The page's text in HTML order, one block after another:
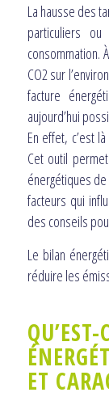
La hausse des
particuliers
consommation.
CO2 sur
facture
aujourd’hui
En effet, c’est
Cet outil
énergétiques
facteurs qui
des conseils
Le bilan
réduire les
ET